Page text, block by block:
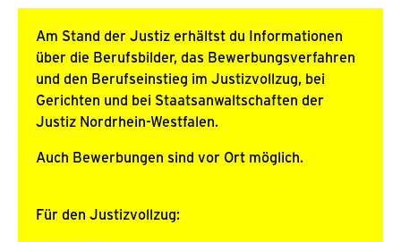
Am Stand der Justiz erhältst du Informationen
über die Berufsbilder, das Bewerbungsverfahren
und den Berufseinstieg im Justizvollzug, bei
Gerichten und bei Staatsanwaltschaften der
Justiz Nordrhein-Westfalen.
Auch Bewerbungen sind vor Ort möglich.
Für den Justizvollzug: